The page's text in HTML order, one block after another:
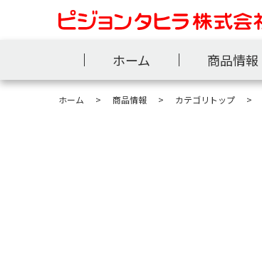
ホーム 商品情報
ホーム 商品情報 カテゴリトップ